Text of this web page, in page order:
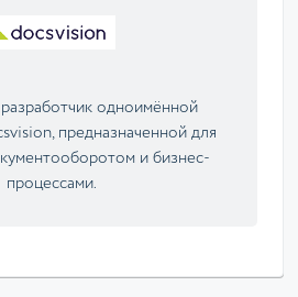
одноимённой
предназначенной для
и бизнес-
процессами.